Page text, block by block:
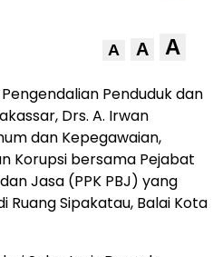
A A A
Penduduk dan
Drs. A. Irwan
dan Kepegawaian,
Korupsi bersama Pejabat
Jasa (PPK PBJ) yang
Sipakatau, Balai Kota